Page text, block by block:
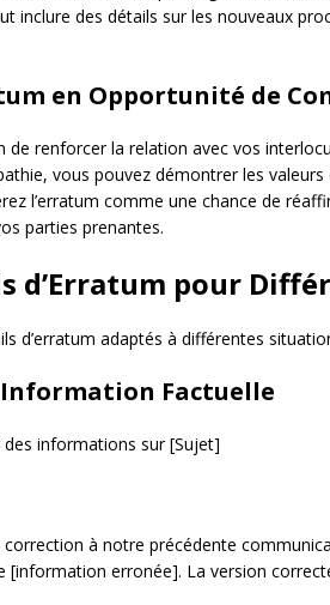
inclure des détails sur les nouveaux
en Opportunité de
de renforcer la relation avec vos
vous pouvez démontrer les
l’erratum comme une chance de
parties prenantes.
d’Erratum pour
d’erratum adaptés à différentes
Information Factuelle
informations sur [Sujet]
à notre précédente
[information erronée]. La version